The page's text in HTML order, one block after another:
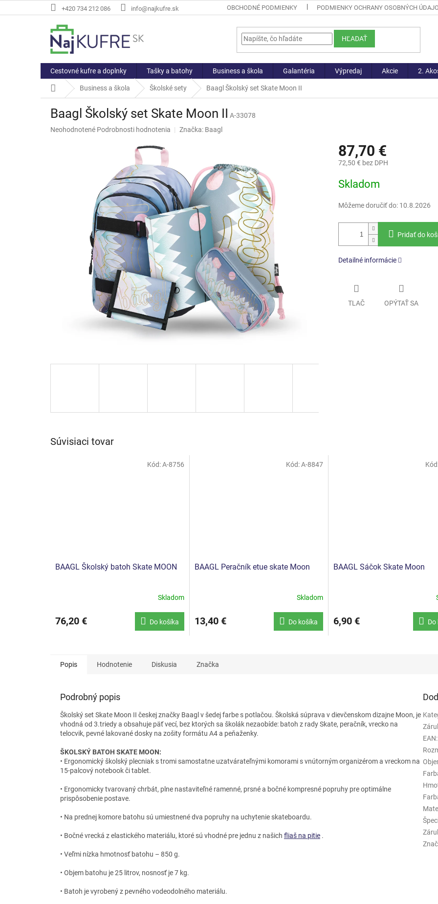
na
+420 734 212 086 info@najkufre.sk OBCHODNÉ PODMIENKY PODMIENKY OCHRANY OSOBNÝCH
HĽADAŤ
Cestovné kufre a doplnky Tašky a batohy Business a škola Galantéria Výpredaj Akcie 2.
DomovBusiness a škola Školské sety Baagl Školský set Skate Moon II
Baagl Školský set Skate Moon II A-33078
Priemerné
Neohodnotené Podrobnosti hodnotenia Značka: Baagl
87,70 €
72,50 € bez DPH
cena:
Skladom
Môžeme doručiť do: 10.8.2026
Pridať do
Detailné informácie
TLAČ OPÝTAŤ SA
Súvisiaci tovar
BAAGL Školský batoh Skate MOON
Skladom
76,20 € Do košíka
Kód:A-8756
BAAGL Peračník etue skate Moon
Skladom
13,40 € Do košíka
Kód:A-8847
BAAGL Sáčok Skate Moon
6,90 € Do
Popis Hodnotenie Diskusia Značka
Podrobný popis
Školský set Skate Moon II českej značky Baagl v šedej farbe s potlačou. Školská súprava v dievčenskom dizajne Moon, je
vhodná od 3.triedy a obsahuje päť vecí, bez ktorých sa školák nezaobíde: batoh z rady Skate, peračník, vrecko na
telocvik, pevné lakované dosky na zošity formátu A4 a peňaženky.
ŠKOLSKÝ BATOH SKATE MOON:
• Ergonomický školský plecniak s tromi samostatne uzatvárateľnými komorami s vnútorným organizérom a vreckom na
15-palcový notebook či tablet.
• Ergonomicky tvarovaný chrbát, plne nastaviteľné ramenné, prsné a bočné kompresné popruhy pre optimálne
prispôsobenie postave.
• Na prednej komore batohu sú umiestnené dva popruhy na uchytenie skateboardu.
• Bočné vrecká z elastického materiálu, ktoré sú vhodné pre jednu z našich fliaš na pitie .
• Veľmi nízka hmotnosť batohu – 850 g.
• Objem batohu je 25 litrov, nosnosť je 7 kg.
• Batoh je vyrobený z pevného vodeodolného materiálu.
EAN: